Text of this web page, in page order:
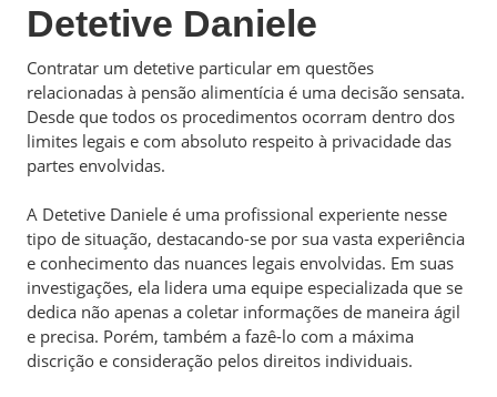
Detetive Daniele
Contratar um detetive particular em questões
relacionadas à pensão alimentícia é uma decisão sensata.
Desde que todos os procedimentos ocorram dentro dos
limites legais e com absoluto respeito à privacidade das
partes envolvidas.
A Detetive Daniele é uma profissional experiente nesse
tipo de situação, destacando-se por sua vasta experiência
e conhecimento das nuances legais envolvidas. Em suas
investigações, ela lidera uma equipe especializada que se
dedica não apenas a coletar informações de maneira ágil
e precisa. Porém, também a fazê-lo com a máxima
discrição e consideração pelos direitos individuais.